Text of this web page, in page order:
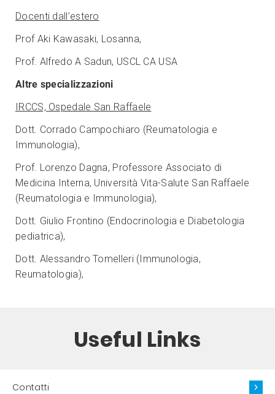
Docenti dall’estero
Prof Aki Kawasaki, Losanna,
Prof. Alfredo A Sadun, USCL CA USA
Altre specializzazioni
IRCCS, Ospedale San Raffaele
Dott. Corrado Campochiaro (Reumatologia e
Immunologia),
Prof. Lorenzo Dagna, Professore Associato di
Medicina Interna, Università Vita-Salute San Raffaele
(Reumatologia e Immunologia),
Dott. Giulio Frontino (Endocrinologia e Diabetologia
pediatrica),
Dott. Alessandro Tomelleri (Immunologia,
Reumatologia),
Useful Links
Contatti